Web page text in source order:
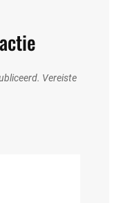
Vereiste